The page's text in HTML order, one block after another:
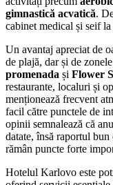
gimnastică acvatică.
cabinet medical și seif la
Un avantaj apreciat de
de plajă, dar și de
promenada și Flower
restaurante, localuri și
menționează frecvent
facil către punctele de
opinii semnalează că
datate, însă raportul bun
rămân puncte forte
Hotelul Karlovo este